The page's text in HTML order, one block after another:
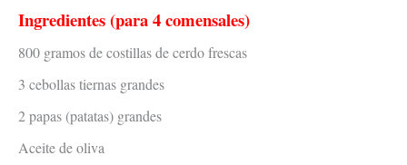
Ingredientes (para 4 comensales)
800 gramos de costillas de cerdo frescas
3 cebollas tiernas grandes
2 papas (patatas) grandes
Aceite de oliva